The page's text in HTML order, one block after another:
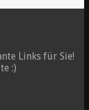
Links für Sie!
:)